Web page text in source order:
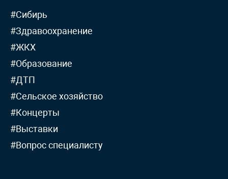
#Сибирь
#Здравоохранение
#ЖКХ
#Образование
#ДТП
#Сельское хозяйство
#Концерты
#Выставки
#Вопрос специалисту